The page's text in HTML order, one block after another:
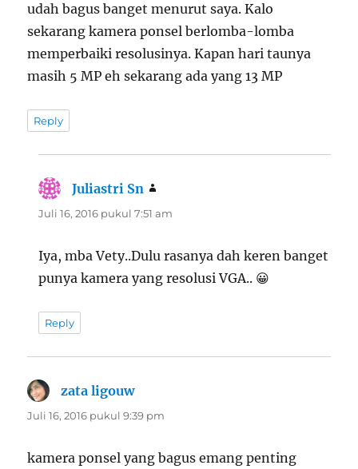
udah bagus banget menurut saya. Kalo
sekarang kamera ponsel berlomba-lomba
memperbaiki resolusinya. Kapan hari taunya
masih 5 MP eh sekarang ada yang 13 MP
Reply
Juliastri Sn
Juli 16, 2016 pukul 7:51 am
Iya, mba Vety..Dulu rasanya dah keren banget
punya kamera yang resolusi VGA.. 😀
Reply
zata ligouwberkata:
Juli 16, 2016 pukul 9:39 pm
kamera ponsel yang bagus emang penting